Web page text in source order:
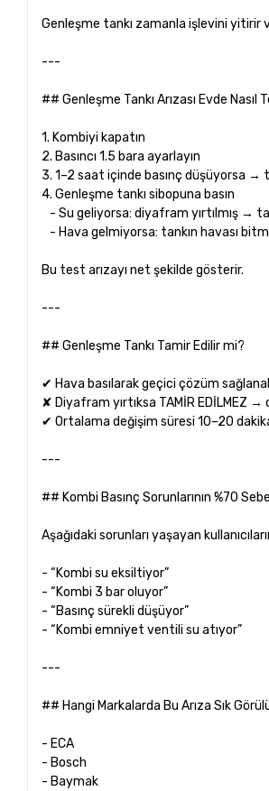
Genleşme tankı zamanla işlevini yitirir
---
## Genleşme Tankı Arızası Evde Nasıl
1. Kombiyi kapatın
2. Basıncı 1.5 bara ayarlayın
3. 1–2 saat içinde basınç düşüyorsa →
4. Genleşme tankı sibopuna basın
- Su geliyorsa: diyafram yırtılmış →
- Hava gelmiyorsa: tankın havası
Bu test arızayı net şekilde gösterir.
---
## Genleşme Tankı Tamir Edilir mi?
✔ Hava basılarak geçici çözüm
✘ Diyafram yırtıksa TAMİR EDİLMEZ
✔ Ortalama değişim süresi 10–20
---
## Kombi Basınç Sorunlarının %70
Aşağıdaki sorunları yaşayan
- “Kombi su eksiltiyor”
- “Kombi 3 bar oluyor”
- “Basınç sürekli düşüyor”
- “Kombi emniyet ventili su atıyor”
---
## Hangi Markalarda Bu Arıza Sık
- ECA
- Bosch
- Baymak